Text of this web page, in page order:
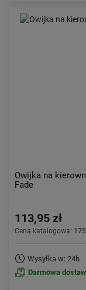
Owijka na
Fade
113,95 zł
Cena katalogowa:
Wysyłka w: 24h
Darmowa